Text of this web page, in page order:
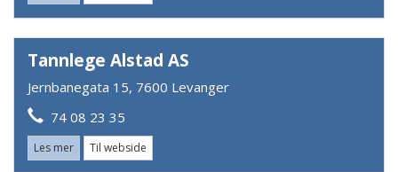
Tannlege Alstad AS
Jernbanegata 15, 7600 Levanger
74 08 23 35
Les mer Til webside